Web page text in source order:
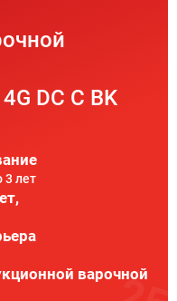
DC C BK
3 лет
варочной